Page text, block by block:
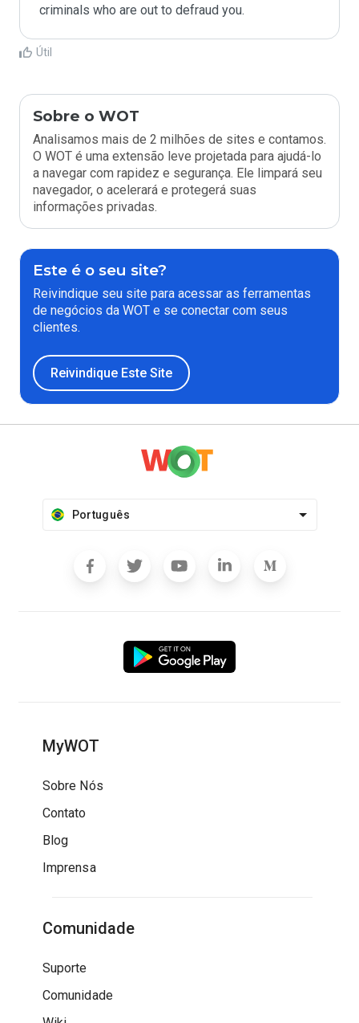
criminals who are out to defraud you.
Útil
Sobre o WOT
Analisamos mais de 2 milhões de sites e contamos.
O WOT é uma extensão leve projetada para ajudá-lo
a navegar com rapidez e segurança. Ele limpará seu
navegador, o acelerará e protegerá suas
informações privadas.
Este é o seu site?
Reivindique seu site para acessar as ferramentas
de negócios da WOT e se conectar com seus
clientes.
Reivindique Este Site
Português
MyWOT
Sobre Nós
Contato
Blog
Imprensa
Comunidade
Suporte
Comunidade